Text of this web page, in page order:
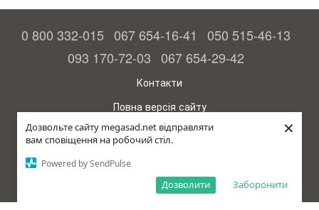
Дозвольте сайту megasad.net відправляти
вам сповіщення на робочий стіл.
Powered by SendPulse
Заборонити
Дозволити
×
0 800 332-015 067 654-16-41
050 515-46-13
093 170-72-03 067 654-29-42
Контакти
Повна версія сайту
© 2015—2026
Megasad – гарантія високого врожаю
рус (країна-терорист)